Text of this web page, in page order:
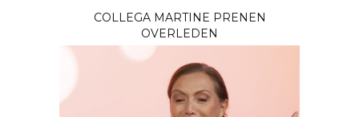
COLLEGA MARTINE PRENEN
OVERLEDEN